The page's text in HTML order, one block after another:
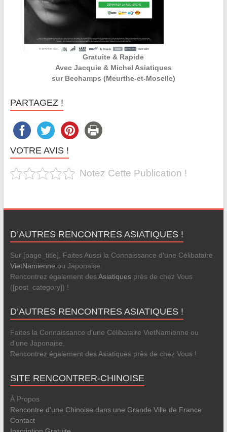
Gratuite & Rapide
Avec Jacquie & Michel Asiatiques
sur Bechamps (Meurthe-et-Moselle)
PARTAGEZ !
VOTRE AVIS !
Notez Cette Publication !
D’AUTRES RENCONTRES ASIATIQUES !
Sur [page_title], Faites Aussi la Connaissance d'une Célibataire
VietNamienne ou Japonaise.
Rencontrez également desAsiatiquesprès de chez Vous
([post_category]) !
D’AUTRES RENCONTRES ASIATIQUES !
Faites la Connaissance d'une Célibataire VietNamienne ou
d'une Japonaise.
Rencontrez également des Asiatiques près de chez Vous !
SITE RENCONTRER-CHINOISE
À Propos
Rencontre d'une Chinoise dans une Grande Ville de France
Contact